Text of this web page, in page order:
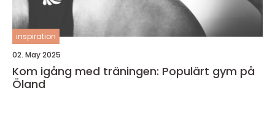
inspiration
02. May 2025
Kom igång med träningen: Populärt gym på
Öland